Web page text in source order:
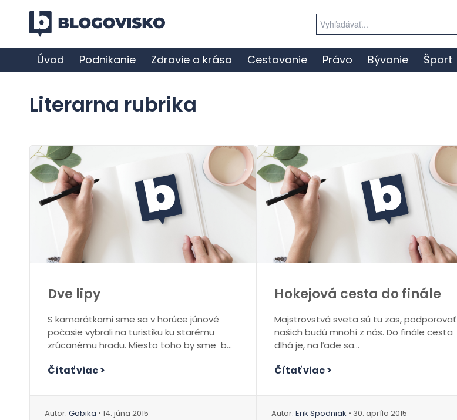
for:
Úvod Podnikanie Zdravie a krása Cestovanie Právo Bývanie Šport
Literarna rubrika
Dve lipy
S kamarátkami sme sa v horúce júnové
počasie vybrali na turistiku ku starému
zrúcanému hradu. Miesto toho by sme boli
Čítať viac >
Autor: Gabika • 14. júna 2015
Hokejová cesta do finále
Majstrovstvá sveta sú tu zas, podporovať
našich budú mnohí z nás. Do finále cesta
dlhá je, na ľade sa...
Čítať viac >
Autor: Erik Spodniak • 30. apríla 2015